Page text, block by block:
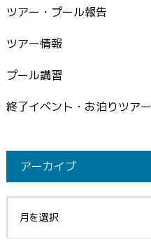
ツアー・プール報告
ツアー情報
プール講習
終了イベント・お泊りツアー
アーカイブ